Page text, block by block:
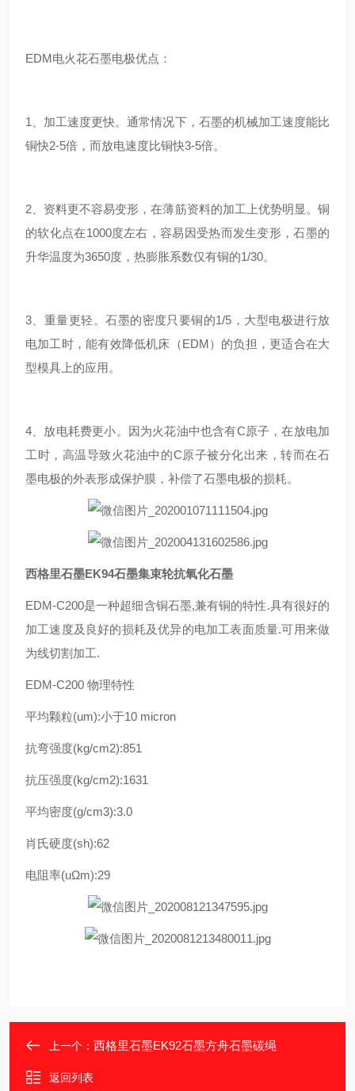
EDM电火花石墨电极优点：
1、加工速度更快。通常情况下，石墨的机械加工速度能比
铜快2-5倍，而放电速度比铜快3-5倍。
2、资料更不容易变形，在薄筋资料的加工上优势明显。铜
的软化点在1000度左右，容易因受热而发生变形，石墨的
升华温度为3650度，热膨胀系数仅有铜的1/30。
3、重量更轻。石墨的密度只要铜的1/5，大型电极进行放
电加工时，能有效降低机床（EDM）的负担，更适合在大
型模具上的应用。
4、放电耗费更小。因为火花油中也含有C原子，在放电加
工时，高温导致火花油中的C原子被分化出来，转而在石
墨电极的外表形成保护膜，补偿了石墨电极的损耗。
西格里石墨EK94石墨集束轮抗氧化石墨
EDM-C200是一种超细含铜石墨,兼有铜的特性.具有很好的
加工速度及良好的损耗及优异的电加工表面质量.可用来做
为线切割加工.
EDM-C200 物理特性
平均颗粒(um):小于10 micron
抗弯强度(kg/cm2):851
抗压强度(kg/cm2):1631
平均密度(g/cm3):3.0
肖氏硬度(sh):62
电阻率(uΩm):29
上一个： 西格里石墨EK92石墨方舟石墨碳绳
返回列表